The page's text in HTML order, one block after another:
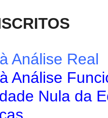
Análise Real
Análise
Nula da